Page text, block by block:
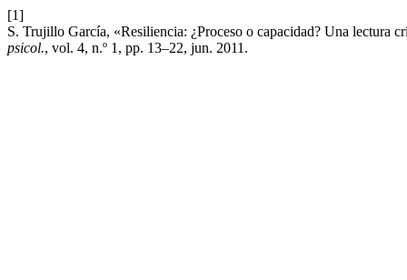
[1]
S. Trujillo García, «Resiliencia: ¿Proceso o capacidad? Una lectura
psicol., vol. 4, n.º 1, pp. 13–22, jun. 2011.